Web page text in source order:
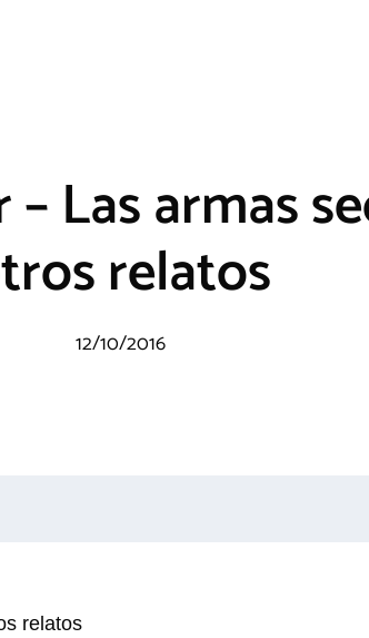
Las armas
relatos
12/10/2016
relatos